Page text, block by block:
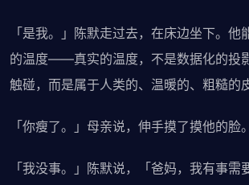
「是我。」陈默走过去，在床边坐下。他
的温度——真实的温度，不是数据化的投
触碰，而是属于人类的、温暖的、粗糙的
「你瘦了。」母亲说，伸手摸了摸他的脸。
「我没事。」陈默说，「爸妈，我有事需